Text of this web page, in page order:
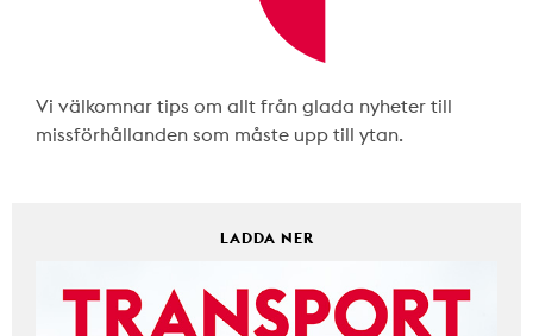
Vi välkomnar tips om allt från glada nyheter till
missförhållanden som måste upp till ytan.
LADDA NER